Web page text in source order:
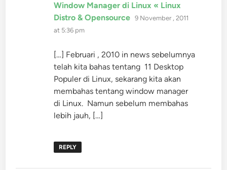
Window Manager di Linux « Linux
Distro & Opensource says:
9 November , 2011
at 5:36 pm
[…] Februari , 2010 in news sebelumnya
telah kita bahas tentang 11 Desktop
Populer di Linux, sekarang kita akan
membahas tentang window manager
di Linux. Namun sebelum membahas
lebih jauh, […]
REPLY